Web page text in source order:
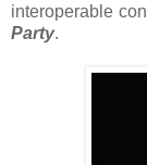
interoperable
Party.